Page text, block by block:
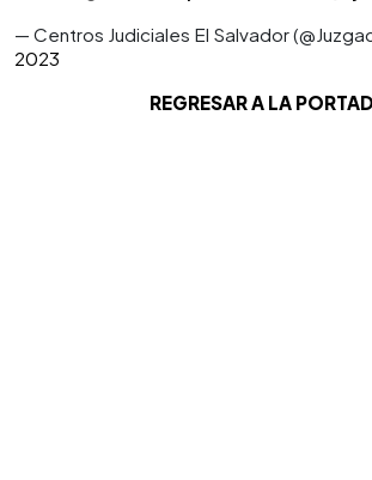
— Centros Judiciales El Salvador
2023
REGRESAR A LA